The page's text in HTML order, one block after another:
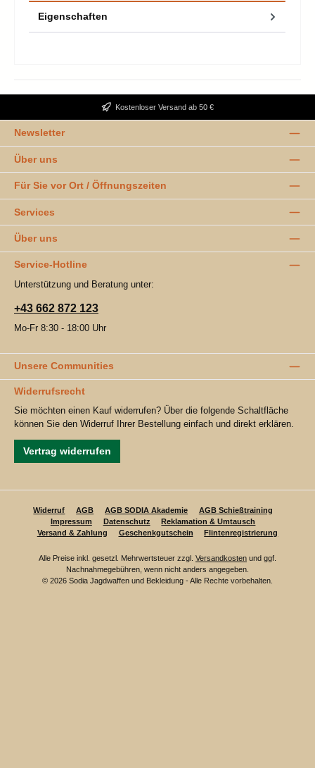
Eigenschaften
Kostenloser Versand ab 50 €
Newsletter
Über uns
Für Sie vor Ort / Öffnungszeiten
Services
Über uns
Service-Hotline
Unterstützung und Beratung unter:
+43 662 872 123
Mo-Fr 8:30 - 18:00 Uhr
Unsere Communities
Widerrufsrecht
Sie möchten einen Kauf widerrufen? Über die folgende Schaltfläche
können Sie den Widerruf Ihrer Bestellung einfach und direkt erklären.
Vertrag widerrufen
Widerruf AGB AGB SODIA Akademie
AGB Schießtraining
Impressum
Datenschutz
Reklamation & Umtausch
Versand & Zahlung
Geschenkgutschein Flintenregistrierung
Alle Preise inkl. gesetzl. Mehrwertsteuer zzgl. Versandkosten und ggf.
Nachnahmegebühren, wenn nicht anders angegeben.
© 2026 Sodia Jagdwaffen und Bekleidung - Alle Rechte vorbehalten.